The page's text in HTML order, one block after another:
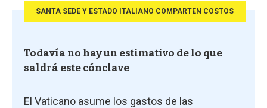
SANTA SEDE Y ESTADO ITALIANO COMPARTEN COSTOS
Todavía no hay un estimativo de lo que
saldrá este cónclave
El Vaticano asume los gastos de las